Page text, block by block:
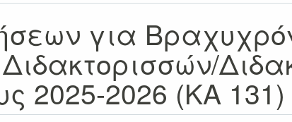
για
2025-2026 (ΚΑ 131)